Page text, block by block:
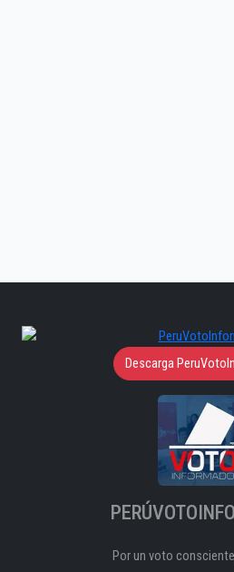
Descarga
Por un voto